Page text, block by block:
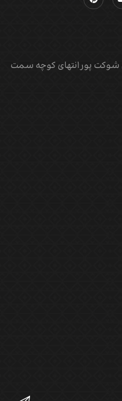
پور انتهای کوچه سمت